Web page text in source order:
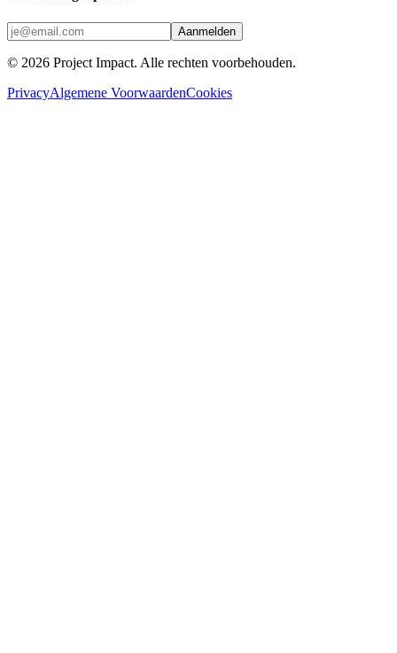
Aanmelden
© 2026 Project Impact. Alle rechten voorbehouden.
PrivacyAlgemene VoorwaardenCookies